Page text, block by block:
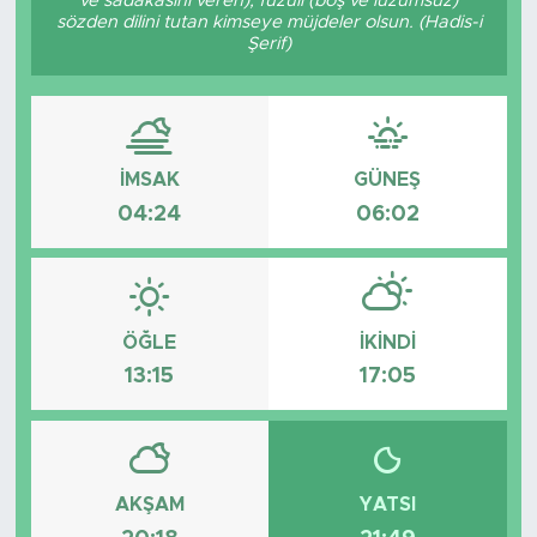
sözden dilini tutan kimseye müjdeler olsun. (Hadis-i
Şerif)
İMSAK
04:24
GÜNEŞ
06:02
ÖĞLE
13:15
İKINDI
17:05
AKŞAM YATSI
Söyleşi
Foto Şaka
Teknoloji
Politika